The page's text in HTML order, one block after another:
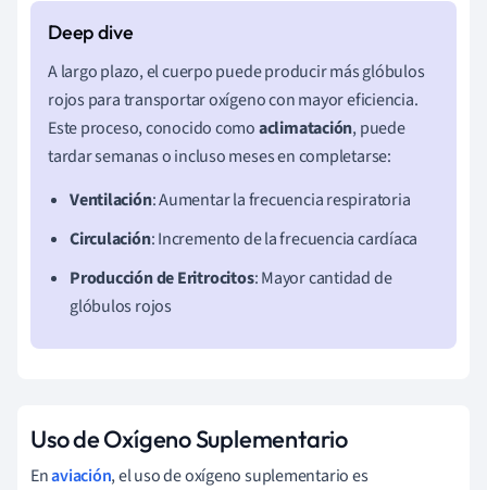
A largo plazo, el cuerpo puede producir más glóbulos
rojos para transportar oxígeno con mayor eficiencia.
Este proceso, conocido comoaclimatación, puede
tardar semanas o incluso meses en completarse:
Ventilación: Aumentar la frecuencia respiratoria
Circulación: Incremento de la frecuencia cardíaca
Producción de Eritrocitos: Mayor cantidad de
glóbulos rojos
Uso de Oxígeno Suplementario
Enaviación, el uso de oxígeno suplementario es